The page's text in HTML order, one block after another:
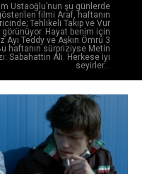
Ustaoğlu’nun şu günlerde
filmi Araf, haftanın
Tehlikeli Takip ve Vur
Hayat benim için
Teddy ve Aşkın Ömrü 3
haftanın sürpriziyse Metin
Sabahattin Ali. Herkese iyi
seyirler…